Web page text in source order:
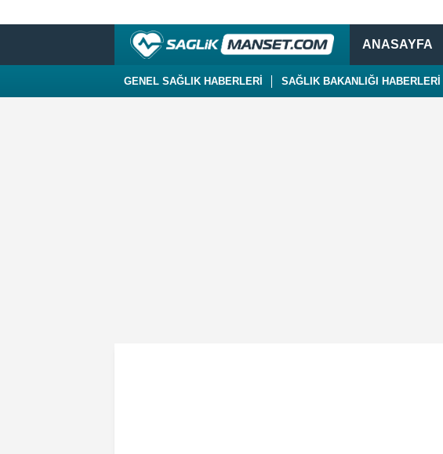
ANASAYFA
GENEL SAĞLIK HABERLERİ SAĞLIK BAKANLIĞI HABERLERİ